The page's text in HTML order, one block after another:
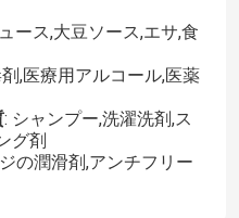
ース,大豆ソース,エサ,食
,医療用アルコール,医薬
: シャンプー,洗濯洗剤,ス
グ剤
の潤滑剤,アンチフリー